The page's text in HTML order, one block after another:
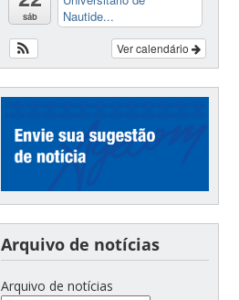
sáb
Nautide...
Ver calendário
Arquivo de notícias
Arquivo de notícias